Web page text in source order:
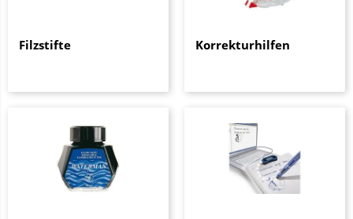
Filzstifte Korrekturhilfen